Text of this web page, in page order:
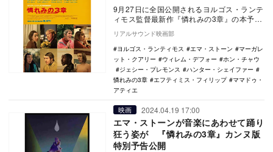
9月27日に全国公開されるヨルゴス・ランテ
ィモス監督最新作『憐れみの3章』の本予告
と本ビジュアルが公開された。 本作に
は、『…
リアルサウンド映画部
ヨルゴス・ランティモス
エマ・ストーン
マーガレ
ット・クアリー
ウィレム・デフォー
ホン・チャウ
ジェシー・プレモンス
ハンター・シェイファー
憐れみの3章
エフティミス・フィリップ
ママドゥ・
アティエ
映画 2024.04.19 17:00
エマ・ストーンが音楽にあわせて踊り
狂う姿が 『憐れみの3章』カンヌ版
特別予告公開